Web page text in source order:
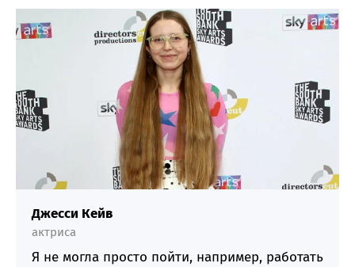
Джесси Кейв
актриса
Я не могла просто пойти, например, работать